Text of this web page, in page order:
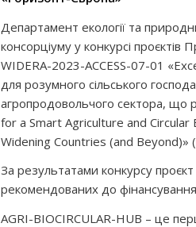
Департамент екології та
консорціуму у конкурсі
WIDERA-2023-ACCESS-07-01
для розумного сільського
агропродовольчого сектора, що
for a Smart Agriculture and
Widening Countries (and Beyond)»
За результатами конкурсу
рекомендованих до
AGRI-BIOCIRCULAR-HUB – це